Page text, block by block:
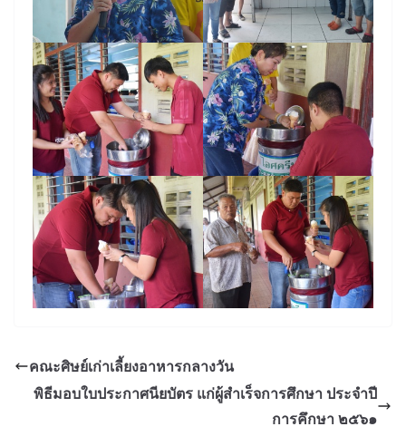
คณะศิษย์เก่าเลี้ยงอาหารกลางวัน
พิธีมอบใบประกาศนียบัตร แก่ผู้สำเร็จการศึกษา ประจำปี
การคึกษา ๒๕๖๑